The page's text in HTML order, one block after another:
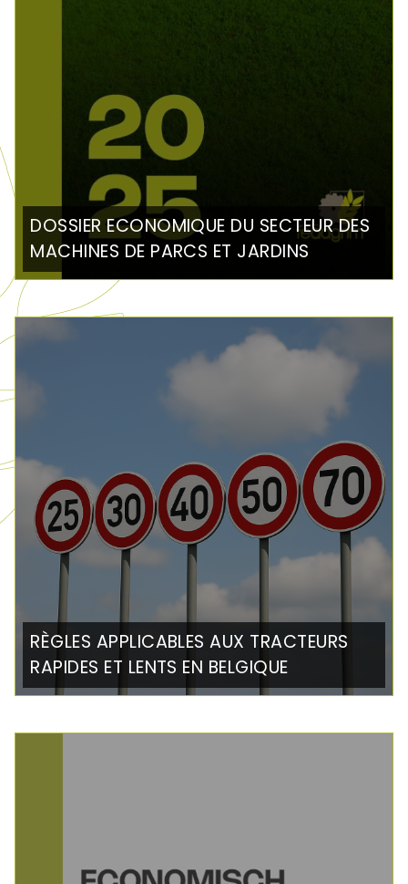
DOSSIER ECONOMIQUE DU SECTEUR DES
MACHINES DE PARCS ET JARDINS
RÈGLES APPLICABLES AUX TRACTEURS
RAPIDES ET LENTS EN BELGIQUE